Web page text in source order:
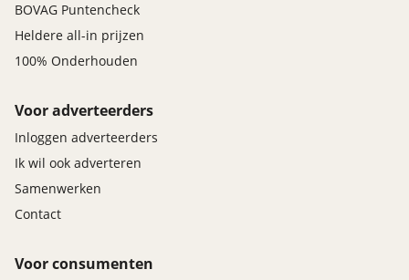
Prijs
Omschrijving
Afleverbeurt; Nieuwe APK
BOVAG Puntencheck
Heldere all-in prijzen
100% Onderhouden
Voor adverteerders
Inloggen adverteerders
Ik wil ook adverteren
Samenwerken
Contact
Voor consumenten